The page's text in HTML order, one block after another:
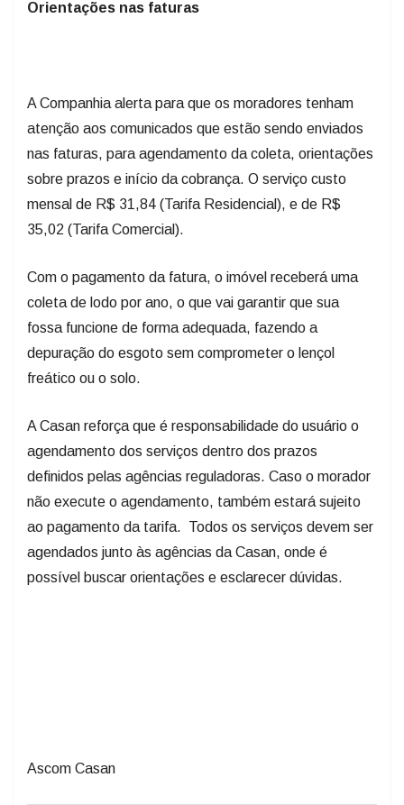
Orientações nas faturas
A Companhia alerta para que os moradores tenham
atenção aos comunicados que estão sendo enviados
nas faturas, para agendamento da coleta, orientações
sobre prazos e início da cobrança. O serviço custo
mensal de R$ 31,84 (Tarifa Residencial), e de R$
35,02 (Tarifa Comercial).
Com o pagamento da fatura, o imóvel receberá uma
coleta de lodo por ano, o que vai garantir que sua
fossa funcione de forma adequada, fazendo a
depuração do esgoto sem comprometer o lençol
freático ou o solo.
A Casan reforça que é responsabilidade do usuário o
agendamento dos serviços dentro dos prazos
definidos pelas agências reguladoras. Caso o morador
não execute o agendamento, também estará sujeito
ao pagamento da tarifa. Todos os serviços devem ser
agendados junto às agências da Casan, onde é
possível buscar orientações e esclarecer dúvidas.
Ascom Casan